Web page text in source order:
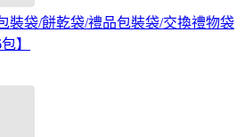
裝袋/餅乾袋/禮品包裝袋/交換禮物袋
】